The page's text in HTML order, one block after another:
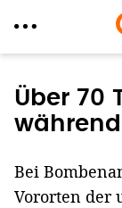
zum
Inhalt
Über 70
Bei
Vororten der